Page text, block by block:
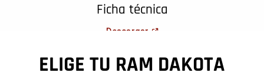
Ficha técnica
Descargar Open in a new window
ELIGE TU RAM DAKOTA